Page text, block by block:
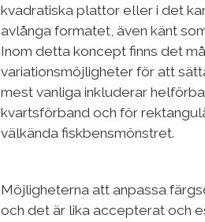
kvadratiska plattor eller i det
avlånga formatet, även känt
Inom detta koncept finns det
variationsmöjligheter för att
mest vanliga inkluderar
kvartsförband och för
välkända fiskbensmönstret.
Möjligheterna att anpassa
och det är lika accepterat och